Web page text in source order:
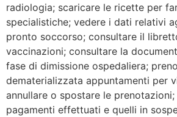
radiologia; scaricare le ricette per
specialistiche; vedere i dati relativi
pronto soccorso; consultare il
vaccinazioni; consultare la
fase di dimissione ospedaliera;
dematerializzata appuntamenti per
annullare o spostare le
pagamenti effettuati e quelli in